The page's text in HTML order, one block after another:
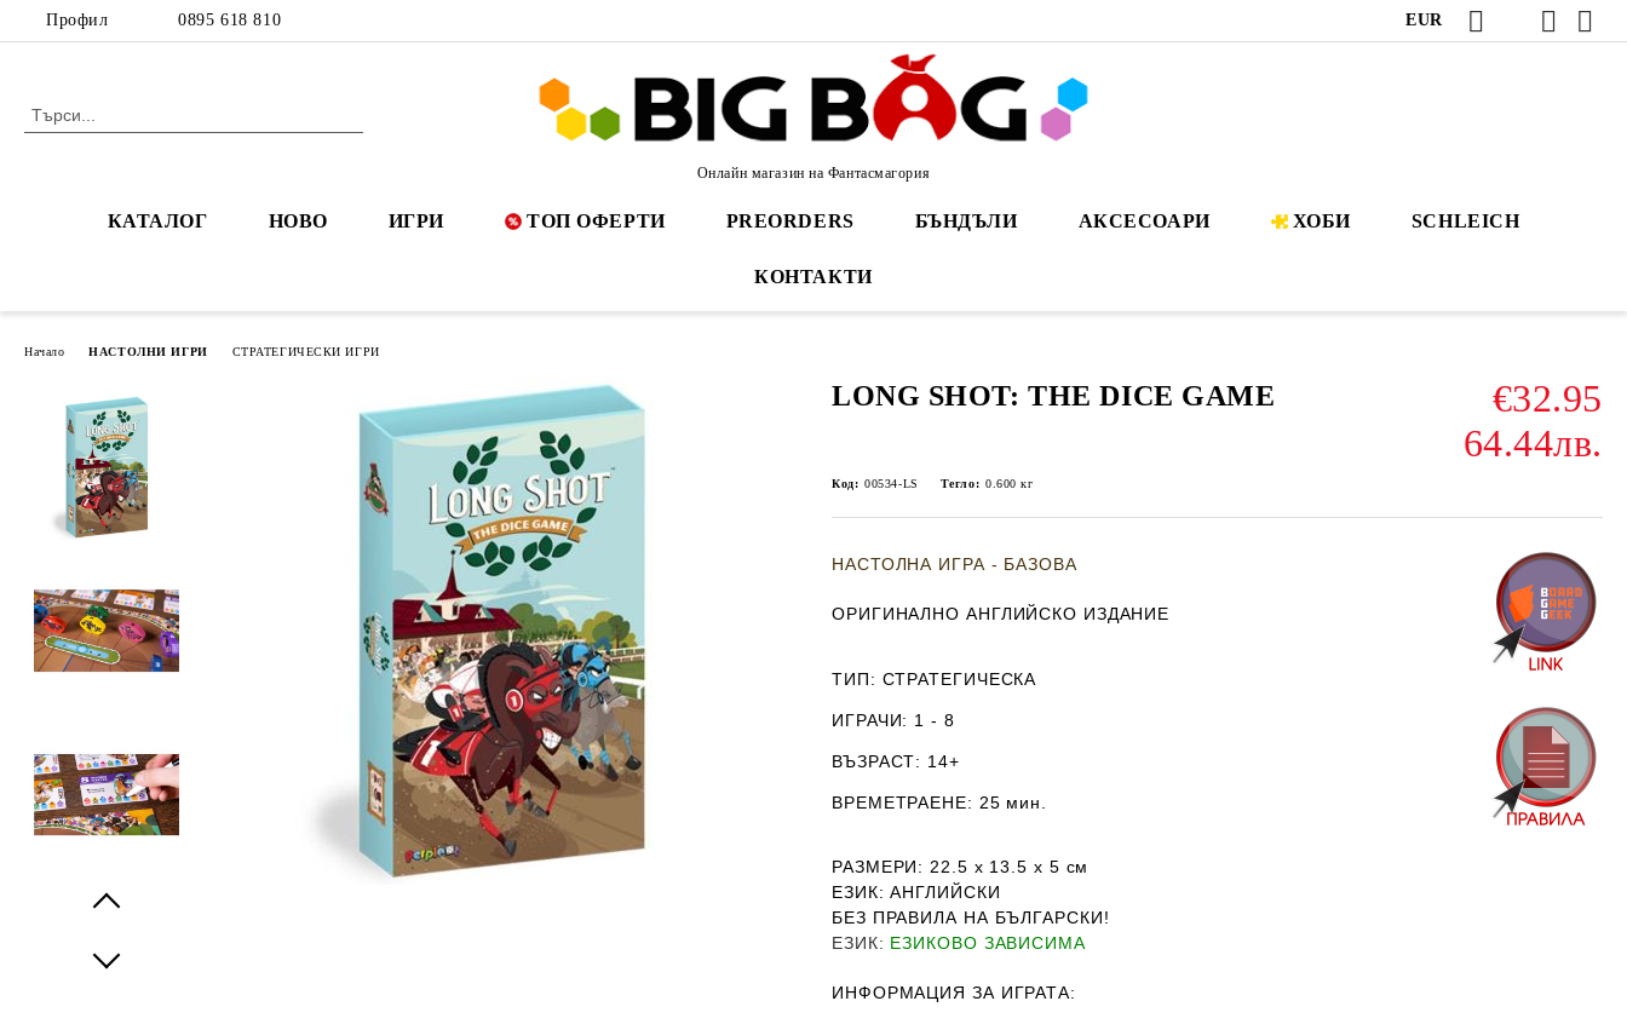
Профил 0895 618 810 EUR
Онлайн магазин на Фантасмагория
КАТАЛОГ НОВО ИГРИ ТОП ОФЕРТИ PREORDERS БЪНДЪЛИ АКСЕСОАРИ ХОБИ SCHLEICH
КОНТАКТИ
Начало НАСТОЛНИ ИГРИ СТРАТЕГИЧЕСКИ ИГРИ
LONG SHOT: THE DICE GAME
€32.95
64.44лв.
Код: 00534-LS Тегло: 0.600 кг
НАСТОЛНА ИГРА - БАЗОВА
ОРИГИНАЛНО АНГЛИЙСКО ИЗДАНИЕ
ТИП: СТРАТЕГИЧЕСКА
ИГРАЧИ: 1 - 8
ВЪЗРАСТ: 14+
ВРЕМЕТРАЕНЕ: 25 мин.
РАЗМЕРИ: 22.5 х 13.5 х 5 см
ЕЗИК: АНГЛИЙСКИ
БЕЗ ПРАВИЛА НА БЪЛГАРСКИ!
ЕЗИК: ЕЗИКОВО ЗАВИСИМА
ИНФОРМАЦИЯ ЗА ИГРАТА: